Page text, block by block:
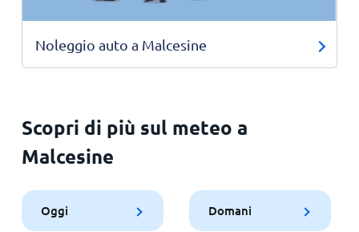
Noleggio auto a Malcesine
Scopri di più sul meteo a
Malcesine
Oggi Domani